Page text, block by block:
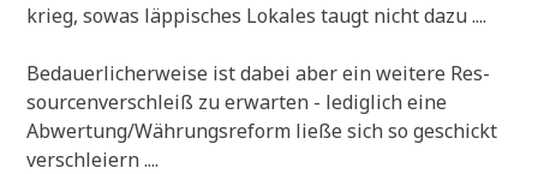
krieg, sowas läp­pi­sches Loka­les taugt nicht dazu ....
Bedau­er­li­cher­wei­se ist dabei aber ein wei­te­re Res­
sour­cen­ver­schleiß zu erwar­ten - ledig­lich eine
Abwertung/Währungsreform lie­ße sich so geschickt
verschleiern ....